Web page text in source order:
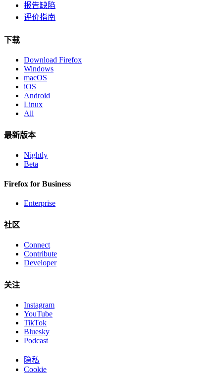
报告缺陷
评价指南
下载
Download Firefox
Windows
macOS
iOS
Android
Linux
All
最新版本
Nightly
Beta
Firefox for Business
Enterprise
社区
Connect
Contribute
Developer
关注
Instagram
YouTube
TikTok
Bluesky
Podcast
隐私
Cookie